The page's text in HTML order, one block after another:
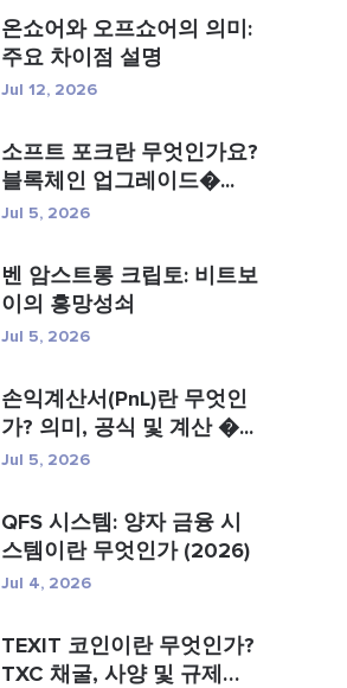
온쇼어와 오프쇼어의 의미:
주요 차이점 설명
Jul 12, 2026
소프트 포크란 무엇인가요?
블록체인 업그레이드�...
Jul 5, 2026
벤 암스트롱 크립토: 비트보
이의 흥망성쇠
Jul 5, 2026
손익계산서(PnL)란 무엇인
가? 의미, 공식 및 계산 �...
Jul 5, 2026
QFS 시스템: 양자 금융 시
스템이란 무엇인가 (2026)
Jul 4, 2026
TEXIT 코인이란 무엇인가?
TXC 채굴, 사양 및 규제